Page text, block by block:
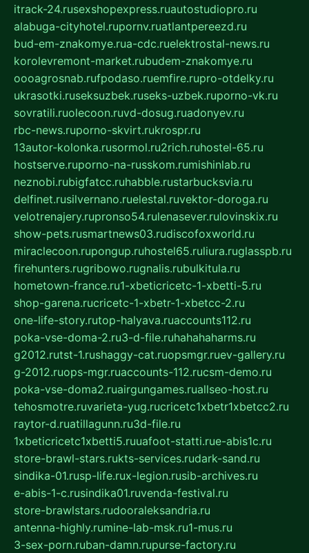
itrack-24.rusexshopexpress.ruautostudiopro.ru
alabuga-cityhotel.rupornv.ruatlantpereezd.ru
bud-em-znakomye.rua-cdc.ruelektrostal-news.ru
korolevremont-market.rubudem-znakomye.ru
oooagrosnab.rufpodaso.ruemfire.rupro-otdelky.ru
ukrasotki.ruseksuzbek.ruseks-uzbek.ruporno-vk.ru
sovratili.ruolecoon.ruvd-dosug.ruadonyev.ru
rbc-news.ruporno-skvirt.rukrospr.ru
13autor-kolonka.rusormol.ru2rich.ruhostel-65.ru
hostserve.ruporno-na-russkom.rumishinlab.ru
neznobi.rubigfatcc.ruhabble.rustarbucksvia.ru
delfinet.rusilvernano.ruelestal.ruvektor-doroga.ru
velotrenajery.rupronso54.rulenasever.rulovinskix.ru
show-pets.rusmartnews03.rudiscofoxworld.ru
miraclecoon.rupongup.ruhostel65.ruliura.ruglasspb.ru
firehunters.rugribowo.rugnalis.rubulkitula.ru
hometown-france.ru1-xbeticricetc-1-xbetti-5.ru
shop-garena.rucricetc-1-xbetr-1-xbetcc-2.ru
one-life-story.rutop-halyava.ruaccounts112.ru
poka-vse-doma-2.ru3-d-file.ruhahahaharms.ru
g2012.rutst-1.rushaggy-cat.ruopsmgr.ruev-gallery.ru
g-2012.ruops-mgr.ruaccounts-112.rucsm-demo.ru
poka-vse-doma2.ruairgungames.ruallseo-host.ru
tehosmotre.ruvarieta-yug.rucricetc1xbetr1xbetcc2.ru
raytor-d.ruatillagunn.ru3d-file.ru
1xbeticricetc1xbetti5.ruuafoot-statti.rue-abis1c.ru
store-brawl-stars.rukts-services.rudark-sand.ru
sindika-01.rusp-life.rux-legion.rusib-archives.ru
e-abis-1-c.rusindika01.ruvenda-festival.ru
store-brawlstars.rudooraleksandria.ru
antenna-highly.rumine-lab-msk.ru1-mus.ru
3-sex-porn.ruban-damn.rupurse-factory.ru